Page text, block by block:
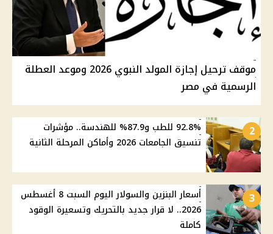
موقف ترحيل إجازة المولد النبوي 2026 وموعد العطلة
الرسمية في مصر
2
92.8% للطب و87.9% للهندسة.. مؤشرات
تنسيق الجامعات 2026 وأماكن المرحلة الثانية
3
أسعار البنزين والسولار اليوم السبت 8 أغسطس
2026.. لا قرار جديد بالتحريك وتسعيرة الوقود
كاملة